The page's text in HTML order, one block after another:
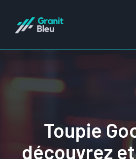
contenu
Toupie
découvrez